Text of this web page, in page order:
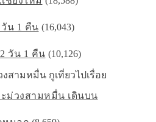
น 1 คืน (16,043)
วัน 1 คืน (10,126)
ม่วงสามหมื่น เดินบน